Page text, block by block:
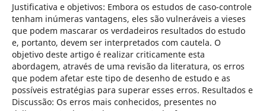
Justificativa e objetivos: Embora os estudos de caso-controle
tenham inúmeras vantagens, eles são vulneráveis a vieses
que podem mascarar os verdadeiros resultados do estudo
e, portanto, devem ser interpretados com cautela. O
objetivo deste artigo é realizar criticamente esta
abordagem, através de uma revisão da literatura, os erros
que podem afetar este tipo de desenho de estudo e as
possíveis estratégias para superar esses erros. Resultados e
Discussão: Os erros mais conhecidos, presentes no